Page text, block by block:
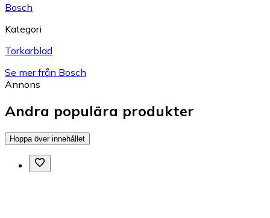
Bosch
Kategori
Torkarblad
Se mer från Bosch
Annons
Andra populära produkter
Hoppa över innehållet